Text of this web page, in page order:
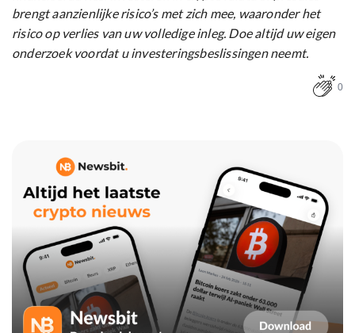
brengt aanzienlijke risico’s met zich mee, waaronder het
risico op verlies van uw volledige inleg. Doe altijd uw eigen
onderzoek voordat u investeringsbeslissingen neemt.
0